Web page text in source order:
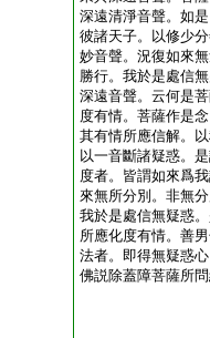
深遠清淨音聲。如
彼諸天子。以修少
妙音聲。況復如來
勝行。我於是處信
深遠音聲。云何是
度有情。菩薩作是
其有情所應信解。
以一音斷諸疑惑。
度者。皆謂如來爲
來無所分別。非無
我於是處信無疑惑
所應化度有情。善
法者。即得無疑惑心
佛説除蓋障菩薩所